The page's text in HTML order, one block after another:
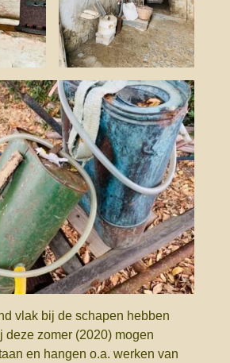
vlak bij de schapen hebben
deze zomer (2020) mogen
en hangen o.a. werken van